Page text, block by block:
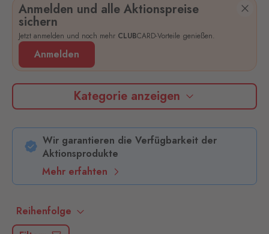
Anmelden und alle Aktionspreise
sichern
Jetzt anmelden und noch mehr CLUBCARD-Vorteile genießen.
Anmelden
Kategorie anzeigen
Wir garantieren die Verfügbarkeit der
Aktionsprodukte
Mehr erfahten
Reihenfolge